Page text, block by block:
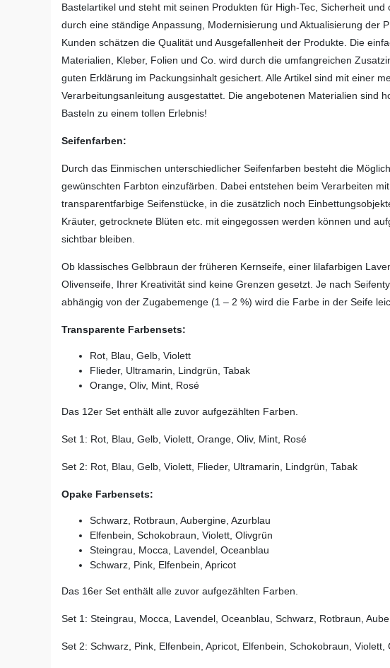
Bastelartikel und steht mit seinen Produkten für High-Tec, Sicherheit und
durch eine ständige Anpassung, Modernisierung und Aktualisierung der
Kunden schätzen die Qualität und Ausgefallenheit der Produkte. Die
Materialien, Kleber, Folien und Co. wird durch die umfangreichen
guten Erklärung im Packungsinhalt gesichert. Alle Artikel sind mit einer
Verarbeitungsanleitung ausgestattet. Die angebotenen Materialien sind
Basteln zu einem tollen Erlebnis!
Seifenfarben:
Durch das Einmischen unterschiedlicher Seifenfarben besteht die
gewünschten Farbton einzufärben. Dabei entstehen beim Verarbeiten
transparentfarbige Seifenstücke, in die zusätzlich noch
Kräuter, getrocknete Blüten etc. mit eingegossen werden können und
sichtbar bleiben.
Ob klassisches Gelbbraun der früheren Kernseife, einer lilafarbigen
Olivenseife, Ihrer Kreativität sind keine Grenzen gesetzt. Je nach
abhängig von der Zugabemenge (1 – 2 %) wird die Farbe in der Seife
Transparente Farbensets:
Rot, Blau, Gelb, Violett
Flieder, Ultramarin, Lindgrün, Tabak
Orange, Oliv, Mint, Rosé
Das 12er Set enthält alle zuvor aufgezählten Farben.
Set 1: Rot, Blau, Gelb, Violett, Orange, Oliv, Mint, Rosé
Set 2: Rot, Blau, Gelb, Violett, Flieder, Ultramarin, Lindgrün, Tabak
Opake Farbensets:
Schwarz, Rotbraun, Aubergine, Azurblau
Elfenbein, Schokobraun, Violett, Olivgrün
Steingrau, Mocca, Lavendel, Oceanblau
Schwarz, Pink, Elfenbein, Apricot
Das 16er Set enthält alle zuvor aufgezählten Farben.
Set 1: Steingrau, Mocca, Lavendel, Oceanblau, Schwarz, Rotbraun,
Set 2: Schwarz, Pink, Elfenbein, Apricot, Elfenbein, Schokobraun, Violett,